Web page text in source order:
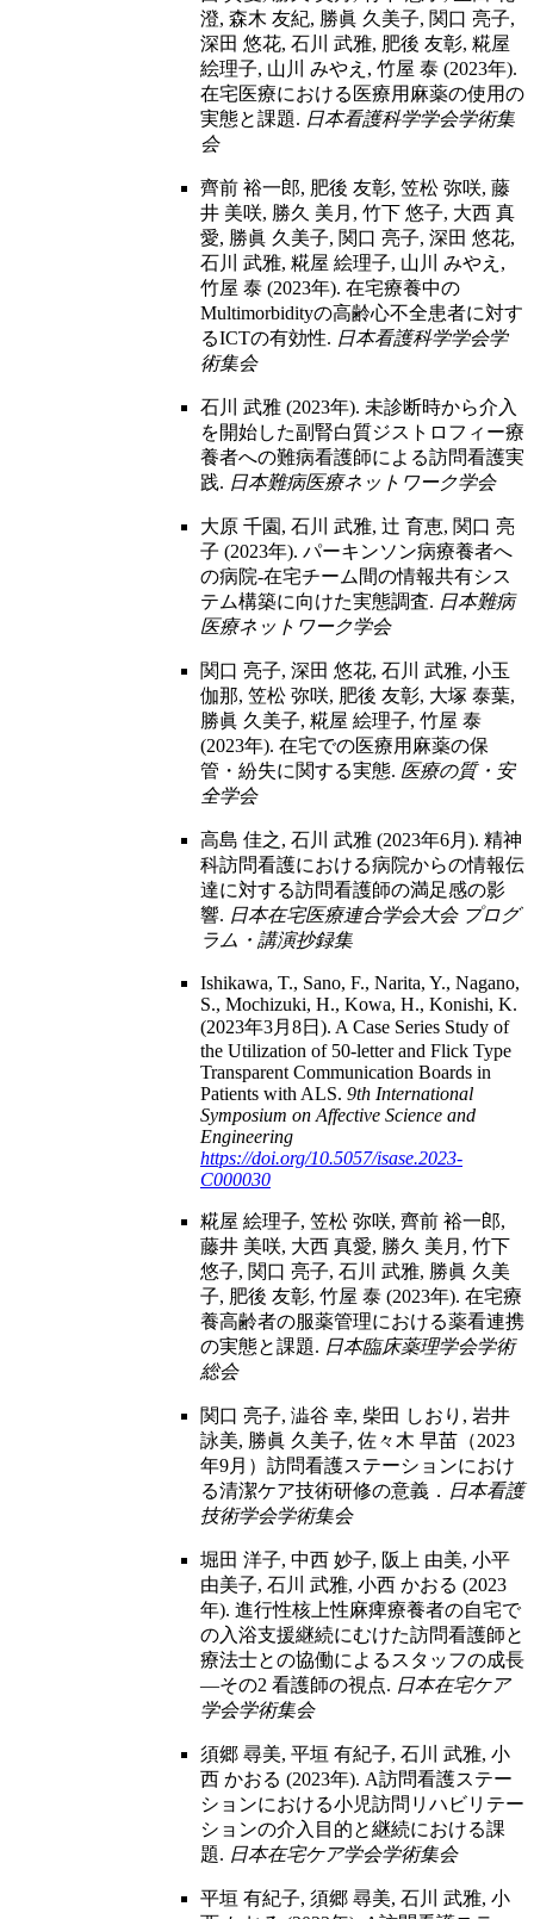
澄, 森木 友紀, 勝眞 久美子, 関口 亮子,
深田 悠花, 石川 武雅, 肥後 友彰, 糀屋
絵理子, 山川 みやえ, 竹屋 泰 (2023年).
在宅医療における医療用麻薬の使用の
実態と課題. 日本看護科学学会学術集
会
齊前 裕一郎, 肥後 友彰, 笠松 弥咲, 藤
井 美咲, 勝久 美月, 竹下 悠子, 大西 真
愛, 勝眞 久美子, 関口 亮子, 深田 悠花,
石川 武雅, 糀屋 絵理子, 山川 みやえ,
竹屋 泰 (2023年). 在宅療養中の
Multimorbidityの高齢心不全患者に対す
るICTの有効性. 日本看護科学学会学
術集会
石川 武雅 (2023年). 未診断時から介入
を開始した副腎白質ジストロフィー療
養者への難病看護師による訪問看護実
践. 日本難病医療ネットワーク学会
大原 千園, 石川 武雅, 辻 育恵, 関口 亮
子 (2023年). パーキンソン病療養者へ
の病院-在宅チーム間の情報共有シス
テム構築に向けた実態調査. 日本難病
医療ネットワーク学会
関口 亮子, 深田 悠花, 石川 武雅, 小玉
伽那, 笠松 弥咲, 肥後 友彰, 大塚 泰葉,
勝眞 久美子, 糀屋 絵理子, 竹屋 泰
(2023年). 在宅での医療用麻薬の保
管・紛失に関する実態. 医療の質・安
全学会
高島 佳之, 石川 武雅 (2023年6月). 精神
科訪問看護における病院からの情報伝
達に対する訪問看護師の満足感の影
響. 日本在宅医療連合学会大会 プログ
ラム・講演抄録集
Ishikawa, T., Sano, F., Narita, Y., Nagano,
S., Mochizuki, H., Kowa, H., Konishi, K.
(2023年3月8日). A Case Series Study of
the Utilization of 50-letter and Flick Type
Transparent Communication Boards in
Patients with ALS. 9th International
Symposium on Affective Science and
Engineering
https://doi.org/10.5057/isase.2023-
C000030
糀屋 絵理子, 笠松 弥咲, 齊前 裕一郎,
藤井 美咲, 大西 真愛, 勝久 美月, 竹下
悠子, 関口 亮子, 石川 武雅, 勝眞 久美
子, 肥後 友彰, 竹屋 泰 (2023年). 在宅療
養高齢者の服薬管理における薬看連携
の実態と課題. 日本臨床薬理学会学術
総会
関口 亮子, 澁谷 幸, 柴田 しおり, 岩井
詠美, 勝眞 久美子, 佐々木 早苗（2023
年9月）訪問看護ステーションにおけ
る清潔ケア技術研修の意義． 日本看護
技術学会学術集会
堀田 洋子, 中西 妙子, 阪上 由美, 小平
由美子, 石川 武雅, 小西 かおる (2023
年). 進行性核上性麻痺療養者の自宅で
の入浴支援継続にむけた訪問看護師と
療法士との協働によるスタッフの成長
―その2 看護師の視点. 日本在宅ケア
学会学術集会
須郷 尋美, 平垣 有紀子, 石川 武雅, 小
西 かおる (2023年). A訪問看護ステー
ションにおける小児訪問リハビリテー
ションの介入目的と継続における課
題. 日本在宅ケア学会学術集会
平垣 有紀子, 須郷 尋美, 石川 武雅, 小